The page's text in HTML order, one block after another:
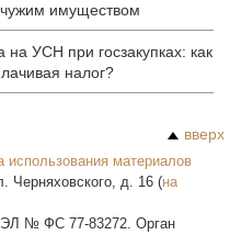
имуществом
УСН при госзакупках: как
налог?
вверх
использования материалов
Черняховского, д. 16 (на
ЭЛ № ФС 77-83272. Орган